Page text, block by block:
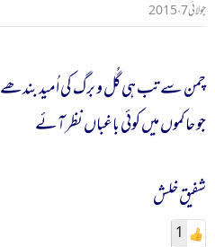
جولائی 7، 2015
چمن سے تب ہی گُل و برگ کی اُمید بندھے
جو حاکموں میں کوئی باغباں نظر آئے
شفیق خلش
1